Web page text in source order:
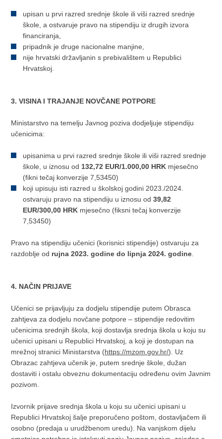
upisan u prvi razred srednje škole ili viši razred srednje
škole, a ostvaruje pravo na stipendiju iz drugih izvora
financiranja,
pripadnik je druge nacionalne manjine,
nije hrvatski državljanin s prebivalištem u Republici
Hrvatskoj.
3. VISINA I TRAJANJE NOVČANE POTPORE
Ministarstvo na temelju Javnog poziva dodjeljuje stipendiju
učenicima:
upisanima u prvi razred srednje škole ili viši razred srednje
škole, u iznosu od 132,72 EUR/1.000,00 HRK mjesečno
(fikni tečaj konverzije 7,53450)
koji upisuju isti razred u školskoj godini 2023./2024.
ostvaruju pravo na stipendiju u iznosu od39,82
EUR/300,00 HRK mjesečno (fiksni tečaj konverzije
7,53450)
Pravo na stipendiju učenici (korisnici stipendije) ostvaruju za
razdoblje od rujna 2023. godine do lipnja 2024. godine
4. NAČIN PRIJAVE
Učenici se prijavljuju za dodjelu stipendije putem Obrasca
zahtjeva za dodjelu novčane potpore – stipendije redovitim
učenicima srednjih škola, koji dostavlja srednja škola u koju su
učenici upisani u Republici Hrvatskoj, a koji je dostupan na
mrežnoj stranici Ministarstva (https://mzom.gov.hr/). Uz
Obrazac zahtjeva učenik je, putem srednje škole, dužan
dostaviti i ostalu obveznu dokumentaciju određenu ovim Javnim
pozivom.
Izvornik prijave srednja škola u koju su učenici upisani u
Republici Hrvatskoj šalje preporučeno poštom, dostavljačem ili
osobno (predaja u urudžbenom uredu). Na vanjskom dijelu